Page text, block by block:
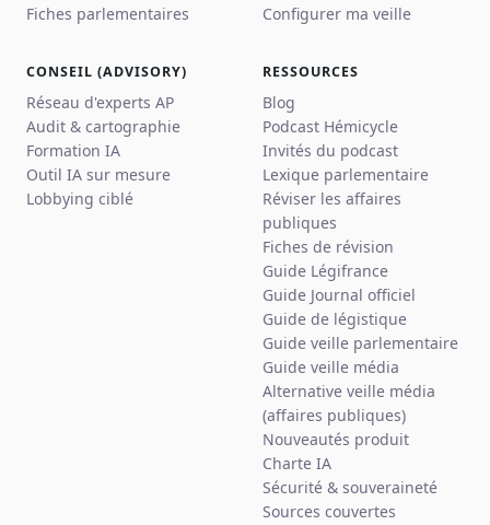
Fiches parlementaires
Configurer ma veille
CONSEIL (ADVISORY)
Réseau d'experts AP
Audit & cartographie
Formation IA
Outil IA sur mesure
Lobbying ciblé
RESSOURCES
Blog
Podcast Hémicycle
Invités du podcast
Lexique parlementaire
Réviser les affaires
publiques
Fiches de révision
Guide Légifrance
Guide Journal officiel
Guide de légistique
Guide veille parlementaire
Guide veille média
Alternative veille média
(affaires publiques)
Nouveautés produit
Charte IA
Sécurité & souveraineté
Sources couvertes